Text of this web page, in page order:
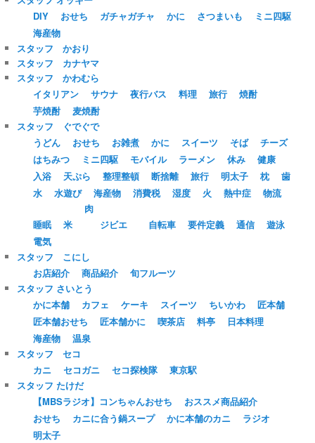
DIY
おせち ガチャガチャ かに さつまいも
ミニ四駆
海産物
スタッフ かおり
スタッフ カナヤマ
スタッフ かわむら
イタリアン
サウナ 夜行バス 料理 旅行
焼酎
芋焼酎
麦焼酎
スタッフ ぐでぐで
うどん
おせち お雑煮 かに スイーツ そば
チーズ
はちみつ
ミニ四駆 モバイル ラーメン 休み
健康
入浴
天ぷら 整理整頓 断捨離 旅行 明太子 枕
歯
水
水遊び 海産物 消費税 湿度 火 熱中症 物流
睡眠 米
肉
ジビエ
自転車 要件定義 通信
遊泳
電気
スタッフ こにし
お店紹介
商品紹介
旬フルーツ
スタッフ さいとう
かに本舗
カフェ ケーキ スイーツ ちいかわ
匠本舗
匠本舗おせち
匠本舗かに 喫茶店 料亭
日本料理
海産物
温泉
スタッフ セコ
カニ
セコガニ セコ探検隊
東京駅
スタッフ たけだ
【MBSラジオ】コンちゃんおせち
おススメ商品紹介
おせち
カニに合う鍋スープ かに本舗のカニ
ラジオ
明太子